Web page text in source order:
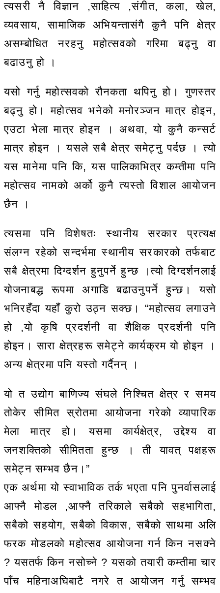
त्यसरी नै विज्ञान ,साहित्य ,संगीत, कला, खेल,
व्यवसाय, सामाजिक अभियन्तासंगै कुनै पनि क्षेत्र
असम्बोधित नरहनु महोत्सवको गरिमा बढ्नु वा
बढाउनु हो ।
यसो गर्नु महोत्सवको रौनकता थपिनु हो। गुणस्तर
बढ्नु हो। महोत्सव भनेको मनोरञ्जन मात्र होइन,
एउटा भेला मात्र होइन । अथवा, यो कुनै कन्सर्ट
मात्र होइन । यसले सबै क्षेत्र समेट्नु पर्दछ । त्यो
यस मानेमा पनि कि, यस पालिकाभित्र कम्तीमा पनि
महोत्सव नामको अर्को कुनै त्यस्तो विशाल आयोजन
छैन ।
त्यसमा पनि विशेषतः स्थानीय सरकार प्रत्यक्ष
संलग्न रहेको सन्दर्भमा स्थानीय सरकारको तर्फबाट
सबै क्षेत्रमा दिग्दर्शन हुनुपर्ने हुन्छ ।त्यो दिग्दर्शनलाई
योजनाबद्ध रूपमा अगाडि बढाउनुपर्ने हुन्छ। यसो
भनिरहँदा यहाँ कुरो उठ्न सक्छ। “महोत्सव लगाउने
हो ,यो कृषि प्रदर्शनी वा शैक्षिक प्रदर्शनी पनि
होइन। सारा क्षेत्रहरू समेट्ने कार्यक्रम यो होइन ।
अन्य क्षेत्रमा पनि यस्तो गर्दैनन् ।
यो त उद्योग बाणिज्य संघले निश्चित क्षेत्र र समय
तोकेर सीमित स्रोतमा आयोजना गरेको व्यापारिक
मेला मात्र हो। यसमा कार्यक्षेत्र, उद्देश्य वा
जनशक्तिको सीमितता हुन्छ । ती यावत् पक्षहरू
समेट्न सम्भव छैन।”
एक अर्थमा यो स्वाभाविक तर्क भएता पनि पुनर्वासलाई
आफ्नै मोडल ,आफ्नै तरिकाले सबैको सहभागिता,
सबैको सहयोग, सबैको विकास, सबैको साथमा अलि
फरक मोडलको महोत्सव आयोजना गर्न किन नसक्ने
? यसतर्फ किन नसोच्ने ? यसको तयारी कम्तीमा चार
पाँच महिनाअघिबाटै नगरे त आयोजन गर्नु सम्भव